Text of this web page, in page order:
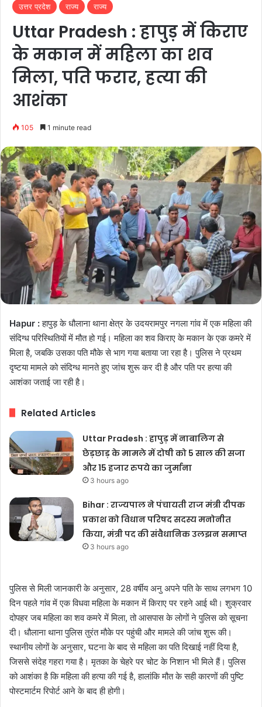
उत्तर प्रदेश राज्य राज्य
Uttar Pradesh : हापुड़ में किराए
के मकान में महिला का शव
मिला, पति फरार, हत्या की
आशंका
105 1 minute read
Hapur :हापुड़ के धौलाना थाना क्षेत्र के उदयरामपुर नगला गांव में एक महिला की
संदिग्ध परिस्थितियों में मौत हो गई। महिला का शव किराए के मकान के एक कमरे में
मिला है, जबकि उसका पति मौके से भाग गया बताया जा रहा है। पुलिस ने प्रथम
दृष्टया मामले को संदिग्ध मानते हुए जांच शुरू कर दी है और पति पर हत्या की
आशंका जताई जा रही है।
Related Articles
Uttar Pradesh : हापुड़ में नाबालिग से
छेड़छाड़ के मामले में दोषी को 5 साल की सजा
और 15 हजार रुपये का जुर्माना
3 hours ago
Bihar : राज्यपाल ने पंचायती राज मंत्री दीपक
प्रकाश को विधान परिषद सदस्य मनोनीत
किया, मंत्री पद की संवैधानिक उलझन समाप्त
3 hours ago
पुलिस से मिली जानकारी के अनुसार, 28 वर्षीय अनु अपने पति के साथ लगभग 10
दिन पहले गांव में एक विधवा महिला के मकान में किराए पर रहने आई थी। शुक्रवार
दोपहर जब महिला का शव कमरे में मिला, तो आसपास के लोगों ने पुलिस को सूचना
दी। धौलाना थाना पुलिस तुरंत मौके पर पहुंची और मामले की जांच शुरू की।
स्थानीय लोगों के अनुसार, घटना के बाद से महिला का पति दिखाई नहीं दिया है,
जिससे संदेह गहरा गया है। मृतका के चेहरे पर चोट के निशान भी मिले हैं। पुलिस
को आशंका है कि महिला की हत्या की गई है, हालांकि मौत के सही कारणों की पुष्टि
पोस्टमार्टम रिपोर्ट आने के बाद ही होगी।